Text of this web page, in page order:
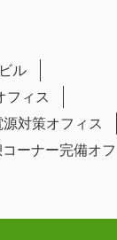
ル
フィス
対策オフィス
ーナー完備オ